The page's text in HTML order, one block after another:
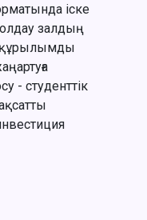
іске
залдың
- студенттік